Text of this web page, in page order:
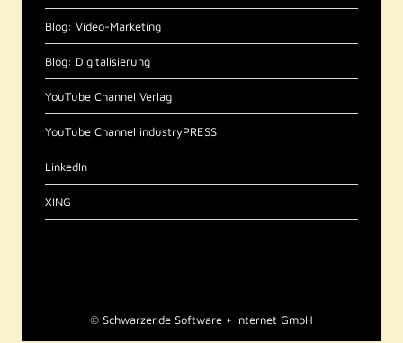
Blog: Video-Marketing
Blog: Digitalisierung
YouTube Channel Verlag
YouTube Channel industryPRESS
LinkedIn
XING
© Schwarzer.de Software + Internet GmbH